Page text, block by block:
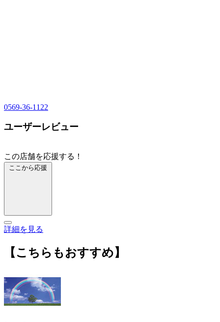
0569-36-1122
ユーザーレビュー
この店舗を応援する！
ここから応援
詳細を見る
【こちらもおすすめ】